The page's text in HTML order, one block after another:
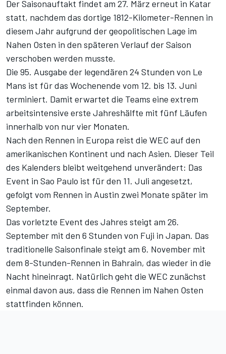
Der Saisonauftakt findet am 27. März erneut in Katar
statt, nachdem das dortige 1812-Kilometer-Rennen in
diesem Jahr aufgrund der geopolitischen Lage im
Nahen Osten in den späteren Verlauf der Saison
verschoben werden musste.
Die 95. Ausgabe der legendären 24 Stunden von Le
Mans ist für das Wochenende vom 12. bis 13. Juni
terminiert. Damit erwartet die Teams eine extrem
arbeitsintensive erste Jahreshälfte mit fünf Läufen
innerhalb von nur vier Monaten.
Nach den Rennen in Europa reist die WEC auf den
amerikanischen Kontinent und nach Asien. Dieser Teil
des Kalenders bleibt weitgehend unverändert: Das
Event in Sao Paulo ist für den 11. Juli angesetzt,
gefolgt vom Rennen in Austin zwei Monate später im
September.
Das vorletzte Event des Jahres steigt am 26.
September mit den 6 Stunden von Fuji in Japan. Das
traditionelle Saisonfinale steigt am 6. November mit
dem 8-Stunden-Rennen in Bahrain, das wieder in die
Nacht hineinragt. Natürlich geht die WEC zunächst
einmal davon aus, dass die Rennen im Nahen Osten
stattfinden können.